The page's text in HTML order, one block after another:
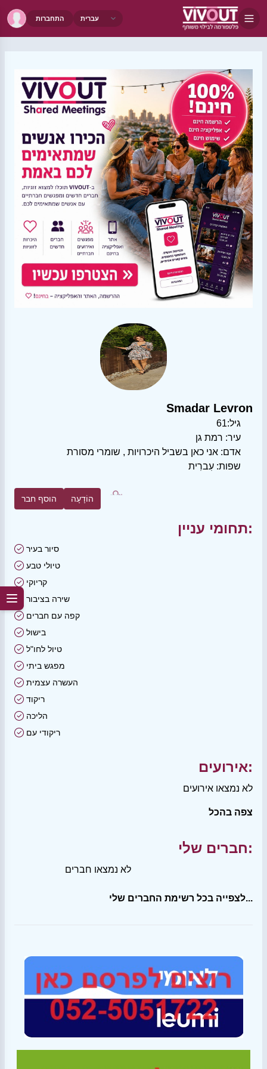
התחברות
Smadar Levron
גיל:61
עיר: רמת גן
אדם: אני כאן בשביל היכרויות , שומרי מסורת
שפות: עִברִית
הוסף חבר הוֹדָעָה
תחומי עניין:
סיור בעיר
טיולי טבע
קריוקי
שירה בציבור
קפה עם חברים
בישול
טיול לחו"ל
מפגש ביתי
העשרה עצמית
ריקוד
הליכה
ריקודי עם
אירועים:
לא נמצאו אירועים
צפה בהכל
חברים שלי:
לא נמצאו חברים
לצפייה בכל רשימת החברים שלי...